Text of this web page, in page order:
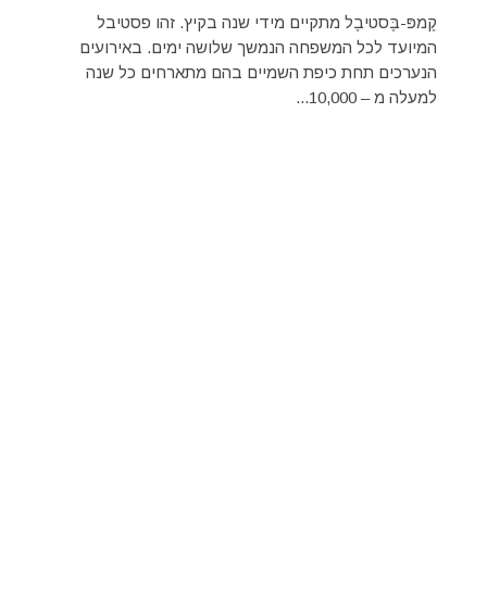
קֶמפּ-בֶּסטיבֶל מתקיים מידי שנה בקיץ. זהו פסטיבל
המיועד לכל המשפחה הנמשך שלושה ימים. באירועים
הנערכים תחת כיפת השמיים בהם מתארחים כל שנה
למעלה מ – 10,000...